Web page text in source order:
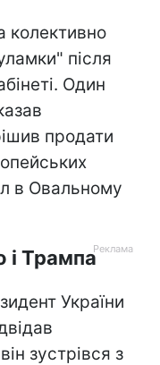
колективно
після
Один
продати
в Овальному
і Трампа
України
зустрівся з